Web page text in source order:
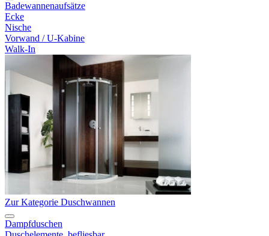
Badewannenaufsätze
Ecke
Nische
Vorwand / U-Kabine
Walk-In
Zur Kategorie Duschwannen
Dampfduschen